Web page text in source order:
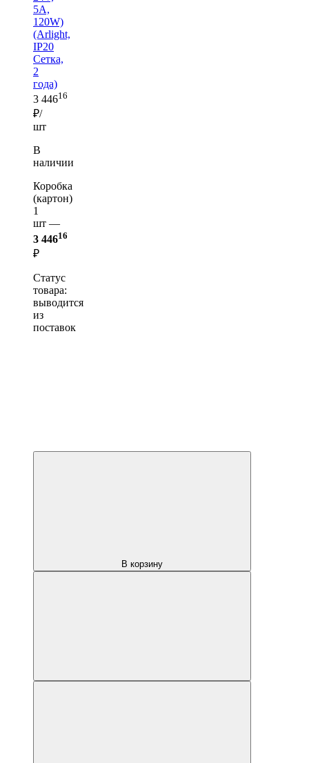
5A,
120W)
(Arlight,
IP20
Сетка,
2
года)
3 44616
₽/
шт
В
наличии
Коробка
(картон)
1
шт —
3 44616
₽
Статус
товара:
выводится
из
поставок
В корзину